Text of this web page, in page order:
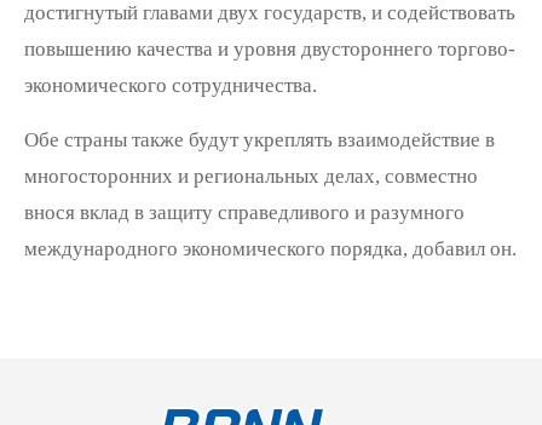
достигнутый главами двух государств, и содействовать
повышению качества и уровня двустороннего торгово-
экономического сотрудничества.
Обе страны также будут укреплять взаимодействие в
многосторонних и региональных делах, совместно
внося вклад в защиту справедливого и разумного
международного экономического порядка, добавил он.